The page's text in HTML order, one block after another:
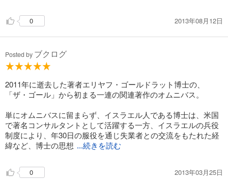
0 2013年08月12日
Posted by ブクログ
2011年に逝去した著者エリヤフ・ゴールドラット博士の、
「ザ・ゴール」から初まる一連の関連著作のオムニバス。
単にオムニバスに留まらず、イスラエル人である博士は、米国
で著名コンサルタントとして活躍する一方、イスラエルの兵役
制度により、年30日の服役を通じ失業者との交流をもたれた経
緯など、博士の思想 ...続きを読む
0 2013年03月25日